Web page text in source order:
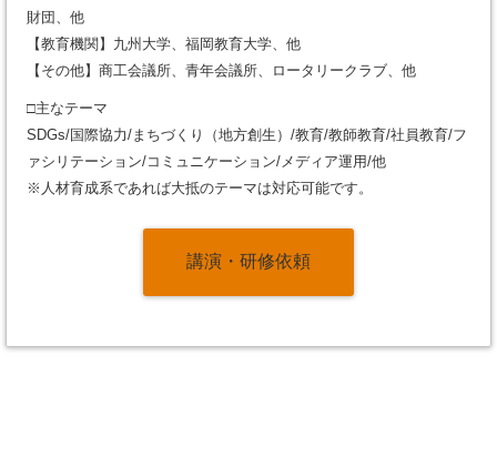
財団、他
【教育機関】九州大学、福岡教育大学、他
【その他】商工会議所、青年会議所、ロータリークラブ、他
□主なテーマ
SDGs/国際協力/まちづくり（地方創生）/教育/教師教育/社員教育/フ
ァシリテーション/コミュニケーション/メディア運用/他
※人材育成系であれば大抵のテーマは対応可能です。
講演・研修依頼